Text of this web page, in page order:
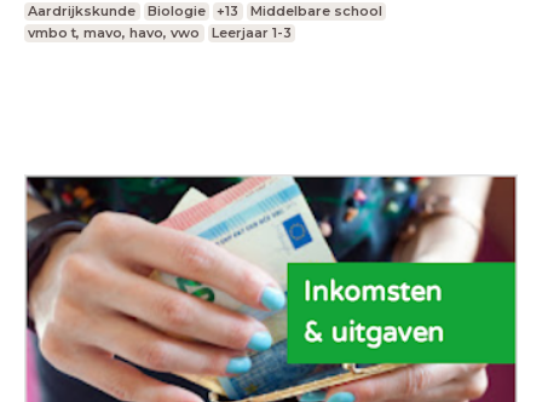
Aardrijkskunde Biologie +13
Middelbare school
vmbo t, mavo, havo, vwo
Leerjaar 1-3